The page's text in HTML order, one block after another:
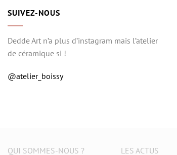
SUIVEZ-NOUS
Dedde Art n’a plus d’instagram mais l’atelier
de céramique si !
@atelier_boissy
QUI SOMMES-NOUS ? LES ACTUS